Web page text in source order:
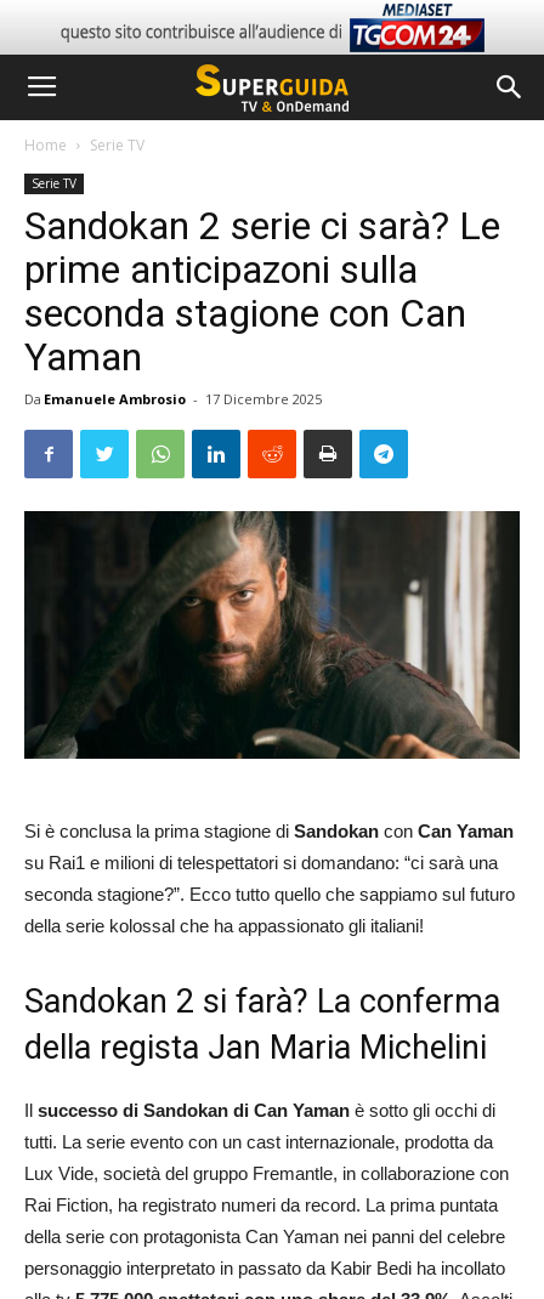
Home Serie TV
Serie TV
Sandokan 2 serie ci sarà? Le
prime anticipazoni sulla
seconda stagione con Can
Yaman
Da Emanuele Ambrosio - 17 Dicembre 2025
Si è conclusa la prima stagione di Sandokan con Can Yaman
su Rai1 e milioni di telespettatori si domandano: “ci sarà una
seconda stagione?”. Ecco tutto quello che sappiamo sul futuro
della serie kolossal che ha appassionato gli italiani!
Sandokan 2 si farà? La conferma
della regista Jan Maria Michelini
Il successo di Sandokan di Can Yaman è sotto gli occhi di
tutti. La serie evento con un cast internazionale, prodotta da
Lux Vide, società del gruppo Fremantle, in collaborazione con
Rai Fiction, ha registrato numeri da record. La prima puntata
della serie con protagonista Can Yaman nei panni del celebre
personaggio interpretato in passato da Kabir Bedi ha incollato